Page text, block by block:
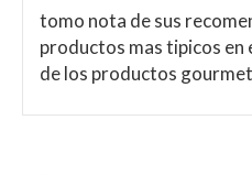
tomo nota de sus
productos mas tipicos
de los productos